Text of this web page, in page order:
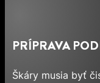
PRÍPRAVA
Škáry musia byť